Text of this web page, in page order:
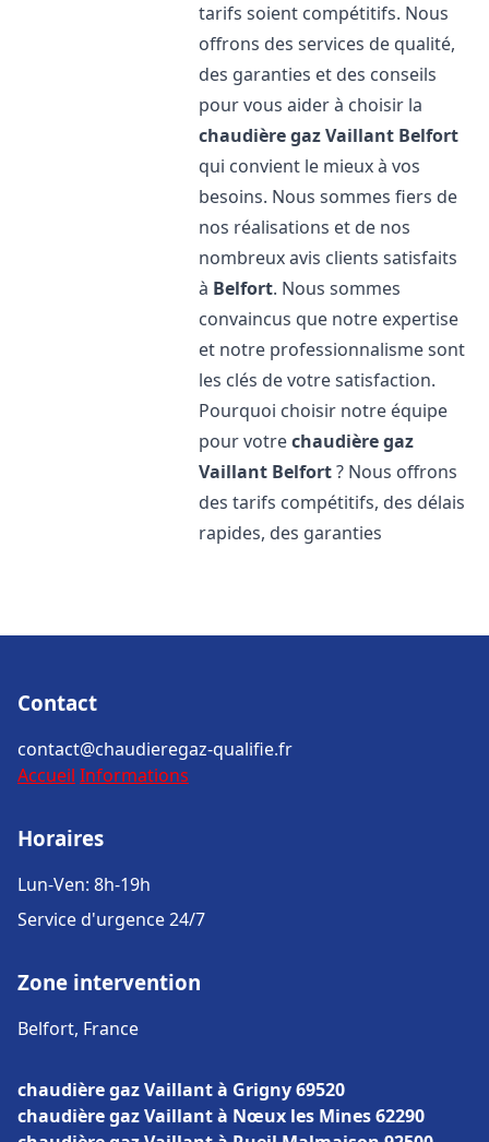
tarifs soient compétitifs. Nous
offrons des services de qualité,
des garanties et des conseils
pour vous aider à choisir la
chaudière gaz Vaillant Belfort
qui convient le mieux à vos
besoins. Nous sommes fiers de
nos réalisations et de nos
nombreux avis clients satisfaits
à Belfort. Nous sommes
convaincus que notre expertise
et notre professionnalisme sont
les clés de votre satisfaction.
Pourquoi choisir notre équipe
pour votrechaudière gaz
Vaillant Belfort? Nous offrons
des tarifs compétitifs, des délais
rapides, des garanties
Contact
contact@chaudieregaz-qualifie.fr
Accueil Informations
Horaires
Lun-Ven: 8h-19h
Service d'urgence 24/7
Zone intervention
Belfort, France
chaudière gaz Vaillant à Grigny 69520
chaudière gaz Vaillant à Nœux les Mines 62290